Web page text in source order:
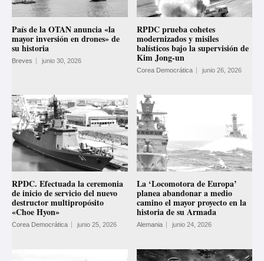
País de la OTAN anuncia «la
mayor inversión en drones» de
su historia
Breves junio 30, 2026
RPDC prueba cohetes
modernizados y misiles
balísticos bajo la supervisión de
Kim Jong-un
Corea Democrática junio 26, 2026
RPDC. Efectuada la ceremonia
de inicio de servicio del nuevo
destructor multipropósito
«Choe Hyon»
Corea Democrática junio 25, 2026
La ‘Locomotora de Europa’
planea abandonar a medio
camino el mayor proyecto en la
historia de su Armada
Alemania junio 24, 2026